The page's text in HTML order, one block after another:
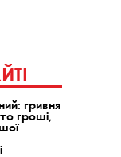
гривня
гроші,